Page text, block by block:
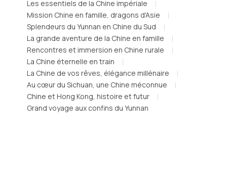
Les essentiels de la Chine impériale
Mission Chine en famille, dragons d'Asie
Splendeurs du Yunnan en Chine du Sud
La grande aventure de la Chine en famille
Rencontres et immersion en Chine rurale
La Chine éternelle en train
La Chine de vos rêves, élégance millénaire
Au cœur du Sichuan, une Chine méconnue
Chine et Hong Kong, histoire et futur
Grand voyage aux confins du Yunnan